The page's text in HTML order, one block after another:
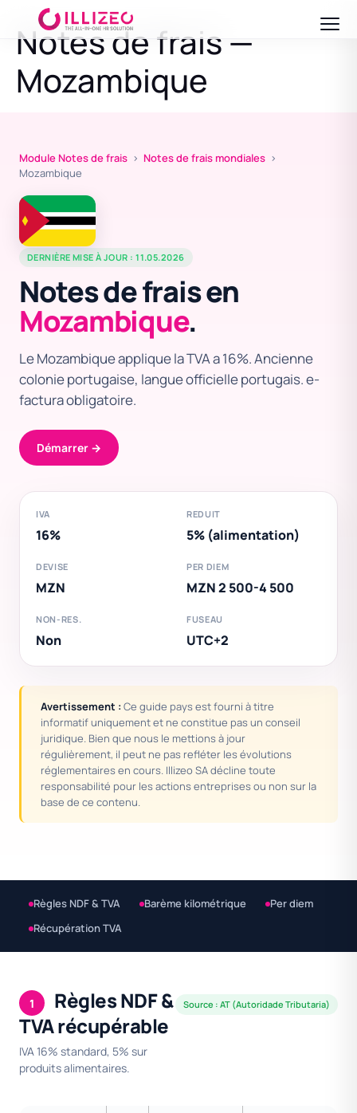
Notes de frais —
Mozambique
Module Notes de frais › Notes de frais mondiales ›
Mozambique
DERNIÈRE MISE À JOUR : 11.05.2026
Notes de frais en
Mozambique.
Le Mozambique applique la TVA a 16%. Ancienne
colonie portugaise, langue officielle portugais. e-
factura obligatoire.
Démarrer →
IVA
16%
REDUIT
5% (alimentation)
DEVISE
MZN
PER DIEM
MZN 2 500-4 500
NON-RES.
Non
FUSEAU
UTC+2
Avertissement : Ce guide pays est fourni à titre
informatif uniquement et ne constitue pas un conseil
juridique. Bien que nous le mettions à jour
régulièrement, il peut ne pas refléter les évolutions
réglementaires en cours. Illizeo SA décline toute
responsabilité pour les actions entreprises ou non sur la
base de ce contenu.
Règles NDF & TVA Barème kilométrique
Per diem
Récupération TVA
1
Règles NDF &
TVA récupérable
IVA 16% standard, 5% sur
produits alimentaires.
Source : AT (Autoridade Tributaria)